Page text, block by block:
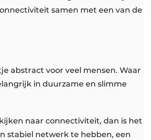
samen met een van de
abstract voor veel mensen. Waar
in duurzame en slimme
naar connectiviteit, dan is het
stabiel netwerk te hebben, een